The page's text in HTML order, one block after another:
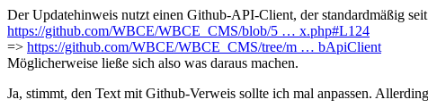
Der Updatehinweis nutzt einen Github-API-Client, der standardmäßig
https://github.com/WBCE/WBCE_CMS/blob/5 … x.php#L124
=> https://github.com/WBCE/WBCE_CMS/tree/m … bApiClient
Möglicherweise ließe sich also was daraus machen.
Ja, stimmt, den Text mit Github-Verweis sollte ich mal anpassen.